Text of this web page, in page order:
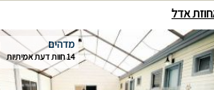
אדל
מדהים
14 חוות דעת אמיתיות